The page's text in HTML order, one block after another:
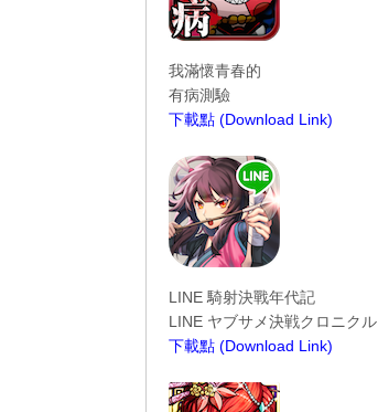
我滿懷青春的
有病測驗
下載點 (Download Link)
LINE 騎射決戰年代記
LINE ヤブサメ決戦クロニクル
下載點 (Download Link)